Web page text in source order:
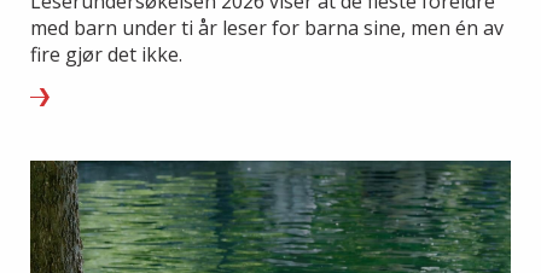
med barn under ti år leser for barna sine, men én av
fire gjør det ikke.